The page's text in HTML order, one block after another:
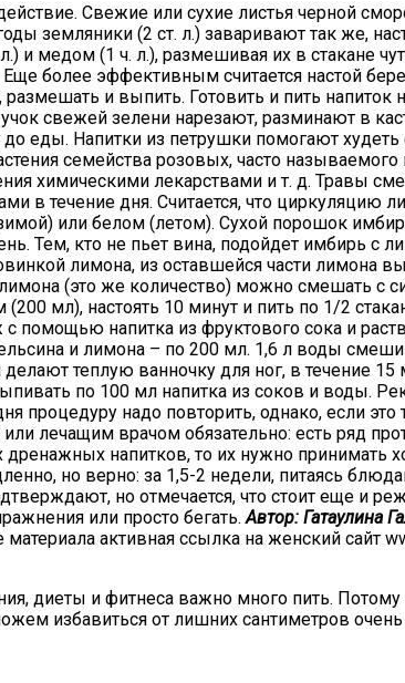
Свежие или сухие листья черной
земляники (2 ст. л.) заваривают так же,
и медом (1 ч. л.), размешивая их в стакане
Еще более эффективным считается настой
и выпить. Готовить и пить
свежей зелени нарезают, разминают в
еды. Напитки из петрушки помогают
семейства розовых, часто
химическими лекарствами и т. д. Травы
в течение дня. Считается, что циркуляцию
или белом (летом). Сухой порошок
Тем, кто не пьет вина, подойдет имбирь с
лимона, из оставшейся части лимона
(это же количество) можно смешать с
мл), настоять 10 минут и пить по 1/2
напитка из фруктового сока и
и лимона – по 200 мл. 1,6 л воды
теплую ванночку для ног, в течение 15
по 100 мл напитка из соков и воды.
надо повторить, однако, если это
лечащим врачом обязательно: есть ряд
напитков, то их нужно принимать
но верно: за 1,5-2 недели, питаясь
но отмечается, что стоит еще и
или просто бегать.Автор: Гатаулина
активная ссылка на женский сайт
диеты и фитнеса важно много пить.
избавиться от лишних сантиметров